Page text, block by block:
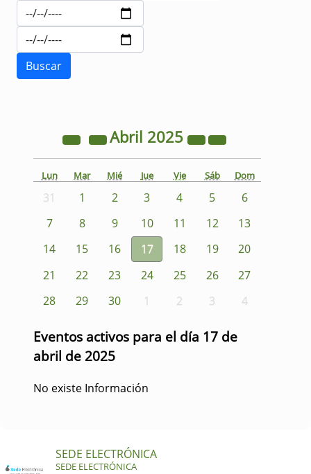
Abril 2025
Lun Mar Mié Jue Vie Sáb Dom
31 1 2 3 4 5
6
7
8 9 10 11 12
13
14
15 16 17 18 19
20
21
22 23 24 25 26
27
28
29 30 1 2 3 4
Eventos activos para el día 17 de
abril de 2025
No existe Información
SEDE ELECTRÓNICA
SEDE ELECTRÓNICA